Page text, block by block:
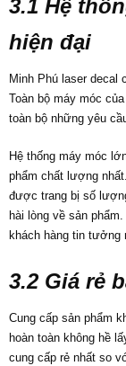
3.1 Hệ
hiện đại
Minh Phú laser decal
Toàn bộ máy móc
toàn bộ những yêu
Hệ thống máy móc
phẩm chất lượng
được trang bị số
hài lòng về sản
khách hàng tin tưởng
3.2 Giá rẻ
Cung cấp sản phẩm
hoàn toàn không hề
cung cấp rẻ nhất so